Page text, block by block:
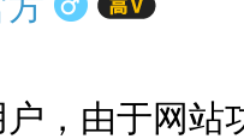
，由于网站